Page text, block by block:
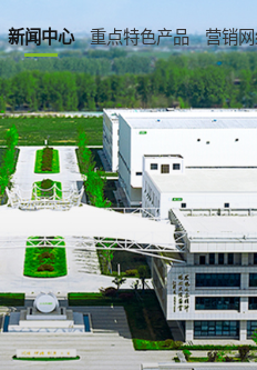
新闻中心 重点特色产品 营销